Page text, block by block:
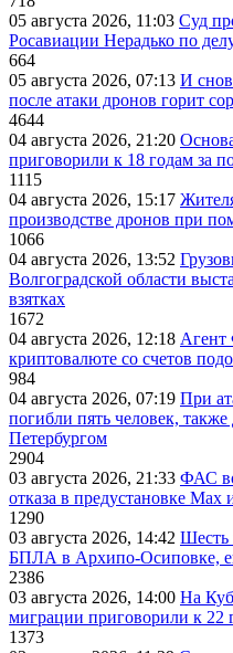
05 августа 2026, 11:03 Суд
Росавиации Нерадько по
664
05 августа 2026, 07:13 И
после атаки дронов горит
4644
04 августа 2026, 21:20
приговорили к 18 годам за
1115
04 августа 2026, 15:17
производстве дронов при
1066
04 августа 2026, 13:52
Волгоградской области
взятках
1672
04 августа 2026, 12:18 Агент
криптовалюте со счетов
984
04 августа 2026, 07:19 При
погибли пять человек,
Петербургом
2904
03 августа 2026, 21:33 ФАС
отказа в предустановке Max
1290
03 августа 2026, 14:42 Шесть
БПЛА в Архипо-Осиповке,
2386
03 августа 2026, 14:00 На
миграции приговорили к 22
1373